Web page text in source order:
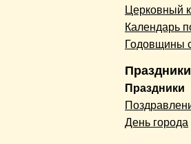
Церковный
Календарь
Годовщины
Праздники
Праздники
День города